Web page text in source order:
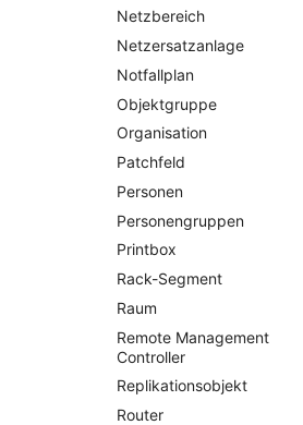
FC-Port
Formfaktor
Freigabe
Freigabenzugriff
Gastsysteme
Gerät
Grafikkarte
Gruppenmitgliedschaft
Handbuchzuweisung
Hostadapter (HBA)
Hostadresse
Installation
IP-Liste
Kabel
Karten
Netzbereich
Netzersatzanlage
Notfallplan
Objektgruppe
Organisation
Patchfeld
Personen
Personengruppen
Printbox
Rack-Segment
Raum
Remote Management
Controller
Replikationsobjekt
Router